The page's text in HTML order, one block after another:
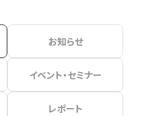
お知らせ
イベント・セミナー
レポート